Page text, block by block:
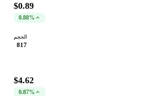
$0.89
0.88%
الحجم
817
$4.62
0.87%